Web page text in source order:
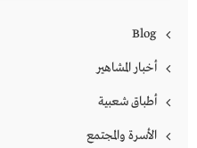
Blog
أخبار المشاهير
أطباق شعبية
الأسرة والمجتمع